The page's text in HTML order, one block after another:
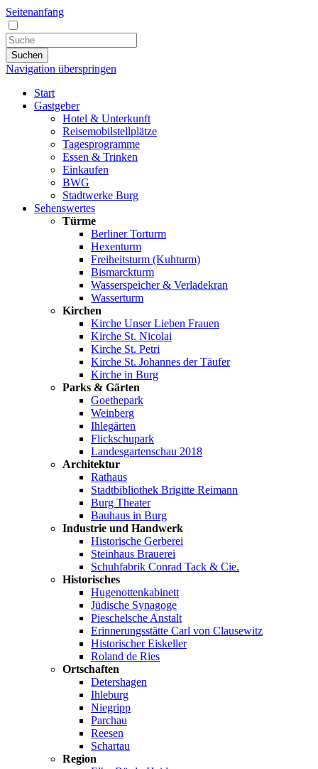
Seitenanfang
Suchen
Navigation überspringen
Start
Gastgeber
Hotel & Unterkunft
Reisemobilstellplätze
Tagesprogramme
Essen & Trinken
Einkaufen
BWG
Stadtwerke Burg
Sehenswertes
Türme
Berliner Torturm
Hexenturm
Freiheitsturm (Kuhturm)
Bismarckturm
Wasserspeicher & Verladekran
Wasserturm
Kirchen
Kirche Unser Lieben Frauen
Kirche St. Nicolai
Kirche St. Petri
Kirche St. Johannes der Täufer
Kirche in Burg
Parks & Gärten
Goethepark
Weinberg
Ihlegärten
Flickschupark
Landesgartenschau 2018
Architektur
Rathaus
Stadtbibliothek Brigitte Reimann
Burg Theater
Bauhaus in Burg
Industrie und Handwerk
Historische Gerberei
Steinhaus Brauerei
Schuhfabrik Conrad Tack & Cie.
Historisches
Hugenottenkabinett
Jüdische Synagoge
Pieschelsche Anstalt
Erinnerungsstätte Carl von Clausewitz
Historischer Eiskeller
Roland de Ries
Ortschaften
Detershagen
Ihleburg
Niegripp
Parchau
Reesen
Schartau
Region